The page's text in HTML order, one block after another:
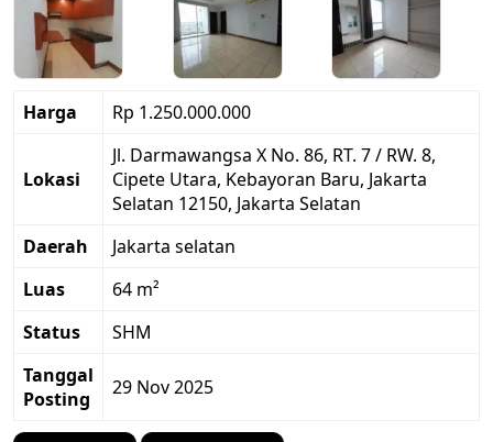
Harga Rp 1.250.000.000
Lokasi
Jl. Darmawangsa X No. 86, RT. 7 / RW. 8,
Cipete Utara, Kebayoran Baru, Jakarta
Selatan 12150, Jakarta Selatan
Daerah
Jakarta selatan
Luas
64 m²
Status
SHM
Tanggal
Posting
29 Nov 2025